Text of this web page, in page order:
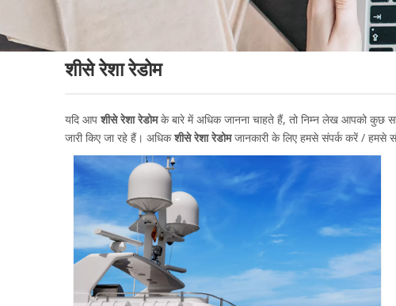
शीसे रेशा रेडोम
यदि आपशीसे रेशा रेडोमके बारे में अधिक जानना चाहते हैं, तो निम्न लेख आपको कुछ
जारी किए जा रहे हैं। अधिकशीसे रेशा रेडोमजानकारी के लिए हमसे संपर्क करें / हमसे